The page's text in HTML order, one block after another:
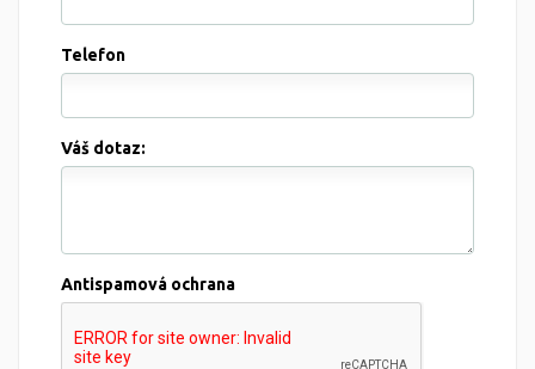
Telefon
Váš dotaz:
Antispamová ochrana